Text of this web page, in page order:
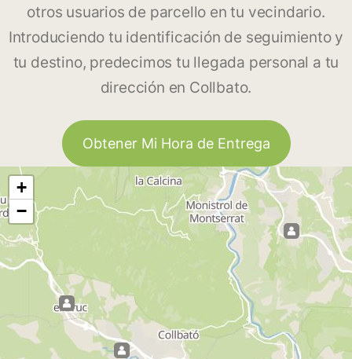
otros usuarios de parcello en tu vecindario.
Introduciendo tu identificación de seguimiento y
tu destino, predecimos tu llegada personal a tu
dirección en Collbato.
Obtener Mi Hora de Entrega
+
−